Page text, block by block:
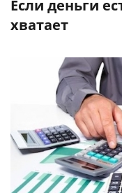
Если деньги
хватает